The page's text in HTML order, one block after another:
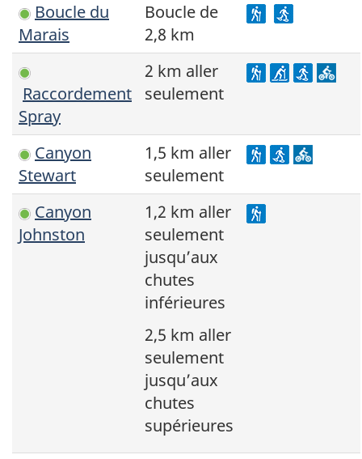
Boucle du
Marais
Boucle de
2,8 km
Raccordement
Spray
2 km aller
seulement
Canyon
Stewart
1,5 km aller
seulement
Canyon
Johnston
1,2 km aller
seulement
jusqu’aux
chutes
inférieures
2,5 km aller
seulement
jusqu’aux
chutes
supérieures